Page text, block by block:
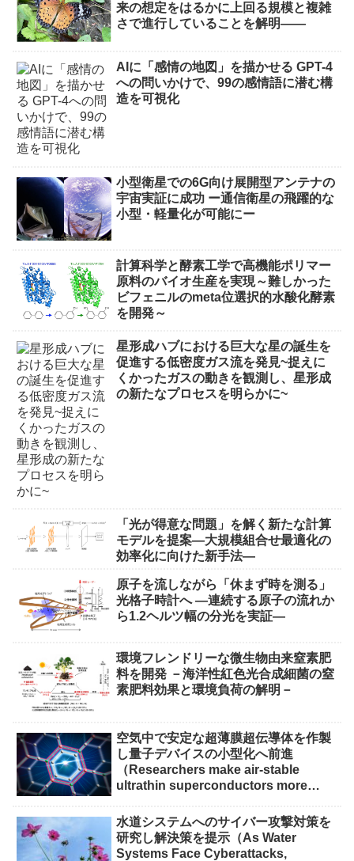
来の想定をはるかに上回る規模と複雑
さで進行していることを解明――
AIに「感情の地図」を描かせる GPT-4
への問いかけで、99の感情語に潜む構
造を可視化
小型衛星での6G向け展開型アンテナの
宇宙実証に成功 ー通信衛星の飛躍的な
小型・軽量化が可能にー
計算科学と酵素工学で高機能ポリマー
原料のバイオ生産を実現～難しかった
ビフェニルのmeta位選択的水酸化酵素
を開発～
星形成ハブにおける巨大な星の誕生を
促進する低密度ガス流を発見~捉えに
くかったガスの動きを観測し、星形成
の新たなプロセスを明らかに~
「光が得意な問題」を解く新たな計算
モデルを提案―大規模組合せ最適化の
効率化に向けた新手法―
原子を流しながら「休まず時を測る」
光格子時計へ ―連続する原子の流れか
ら1.2ヘルツ幅の分光を実証―
環境フレンドリーな微生物由来窒素肥
料を開発 －海洋性紅色光合成細菌の窒
素肥料効果と環境負荷の解明－
空気中で安定な超薄膜超伝導体を作製
し量子デバイスの小型化へ前進
（Researchers make air-stable
ultrathin superconductors more
水道システムへのサイバー攻撃対策を
研究し解決策を提示（As Water
Systems Face Cyberattacks,